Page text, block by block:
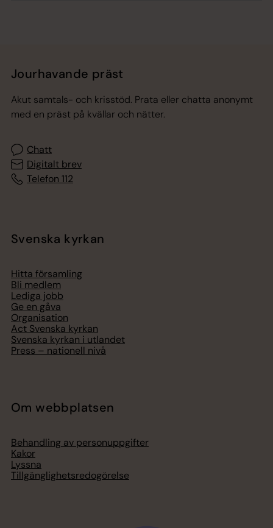
Jourhavande präst
Akut samtals- och krisstöd. Prata eller chatta anonymt
med en präst på kvällar och nätter.
Chatt
Digitalt brev
Telefon 112
Svenska kyrkan
Hitta församling
Bli medlem
Lediga jobb
Ge en gåva
Organisation
Act Svenska kyrkan
Svenska kyrkan i utlandet
Press – nationell nivå
Om webbplatsen
Behandling av personuppgifter
Kakor
Lyssna
Tillgänglighetsredogörelse